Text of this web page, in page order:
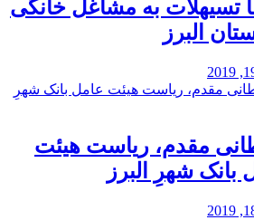
تسیهلات به مشاغل خانگی
البرز
مقدم، ریاست هیئت
بانک شهرِ البرز